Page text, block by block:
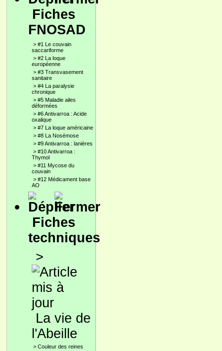
Fiches
FNOSAD
> #1 Le couvain
saccariforme
> #2 La loque
européenne
> #3 Transvasement
sanitaire
> #4 La paralysie
chronique
> #5 Maladie ailes
déformées
> #6 Antivarroa : Acide
oxalique
> #7 La loque américaine
> #8 La Nosémose
> #9 Antivarroa : lanières
> #10 Antivarroa :
Thymol
> #11 Mycose du
couvain
> #12 Médicament base
AO
Fiches
techniques
>
La vie de
l'Abeille
> Couleur des reines